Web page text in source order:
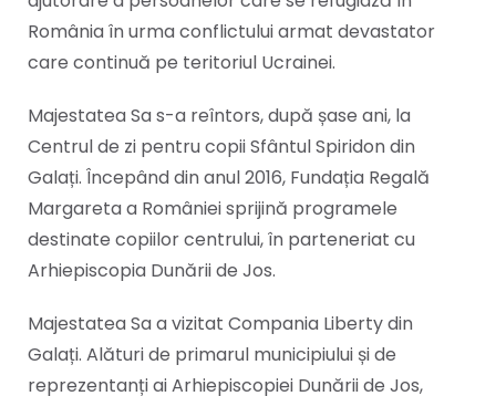
România în urma conflictului armat devastator
care continuă pe teritoriul Ucrainei.
Majestatea Sa s-a reîntors, după șase ani, la
Centrul de zi pentru copii Sfântul Spiridon din
Galați. Începând din anul 2016, Fundația Regală
Margareta a României sprijină programele
destinate copiilor centrului, în parteneriat cu
Arhiepiscopia Dunării de Jos.
Majestatea Sa a vizitat Compania Liberty din
Galați. Alături de primarul municipiului și de
reprezentanți ai Arhiepiscopiei Dunării de Jos,